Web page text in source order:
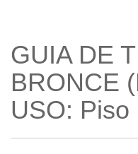
GUIA DE
BRONCE
USO: Piso